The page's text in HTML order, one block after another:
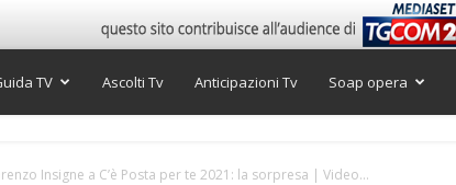
TV Ascolti Tv Anticipazioni Tv Soap opera
Insigne a C’è Posta per te 2021: la sorpresa | Video...